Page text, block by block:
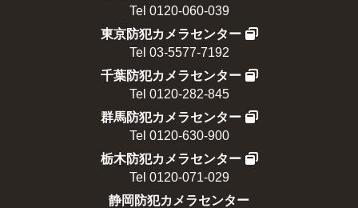
Tel 0120-060-039
東京防犯カメラセンター
Tel 03-5577-7192
千葉防犯カメラセンター
Tel 0120-282-845
群馬防犯カメラセンター
Tel 0120-630-900
栃木防犯カメラセンター
Tel 0120-071-029
静岡防犯カメラセンター